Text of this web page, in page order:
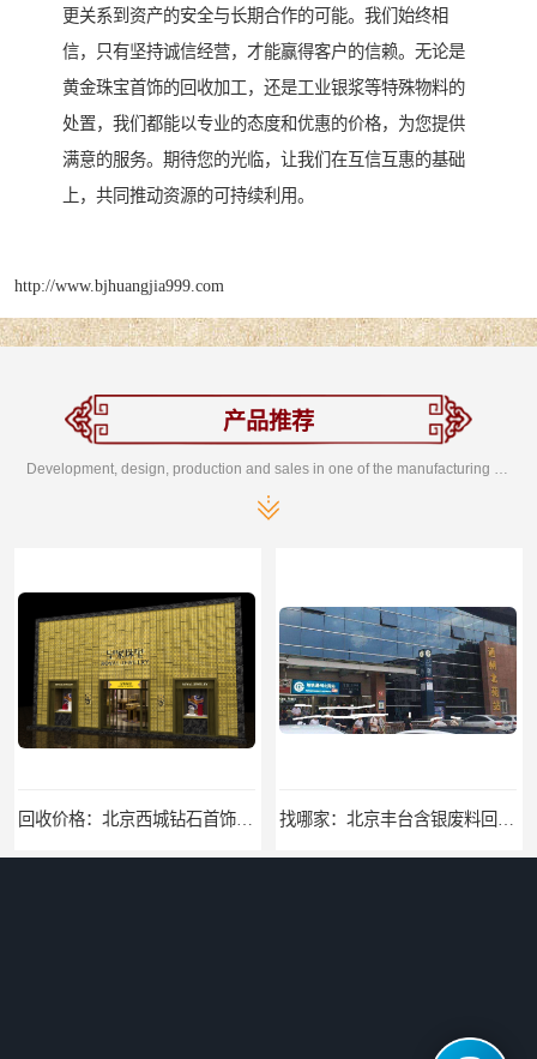
更关系到资产的安全与长期合作的可能。我们始终相
信，只有坚持诚信经营，才能赢得客户的信赖。无论是
黄金珠宝首饰的回收加工，还是工业银浆等特殊物料的
处置，我们都能以专业的态度和优惠的价格，为您提供
满意的服务。期待您的光临，让我们在互信互惠的基础
上，共同推动资源的可持续利用。
http://www.bjhuangjia999.com
产品推荐